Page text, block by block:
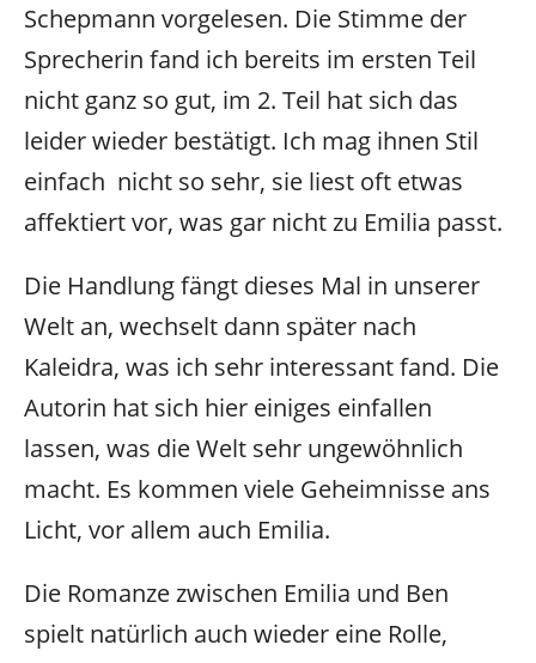
Schepmann vorgelesen. Die Stimme der
Sprecherin fand ich bereits im ersten Teil
nicht ganz so gut, im 2. Teil hat sich das
leider wieder bestätigt. Ich mag ihnen Stil
einfach nicht so sehr, sie liest oft etwas
affektiert vor, was gar nicht zu Emilia passt.
Die Handlung fängt dieses Mal in unserer
Welt an, wechselt dann später nach
Kaleidra, was ich sehr interessant fand. Die
Autorin hat sich hier einiges einfallen
lassen, was die Welt sehr ungewöhnlich
macht. Es kommen viele Geheimnisse ans
Licht, vor allem auch Emilia.
Die Romanze zwischen Emilia und Ben
spielt natürlich auch wieder eine Rolle,